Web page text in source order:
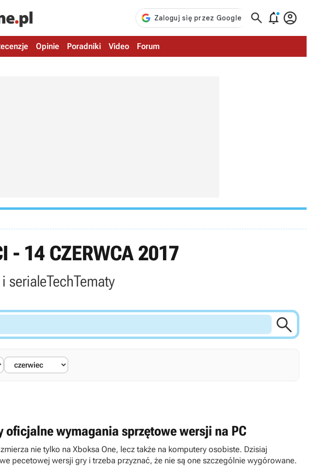
  
Opinie Poradniki Video Forum
- 14 CZERWCA 2017
serialeTechTematy

oficjalne wymagania sprzętowe wersji na PC
nie tylko na Xboksa One, lecz także na komputery osobiste. Dzisiaj
pecetowej wersji gry i trzeba przyznać, że nie są one szczególnie wygórowane.